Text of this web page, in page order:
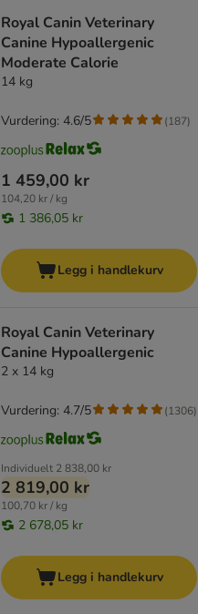
Royal Canin Veterinary
Canine Hypoallergenic
Moderate Calorie
14 kg
1 459,00 kr
104,20 kr / kg
1 386,05 kr
Vurdering: 4.6/5 (187)
Legg i handlekurv
Royal Canin Veterinary
Canine Hypoallergenic
2 x 14 kg
Individuelt 2 838,00 kr
2 819,00 kr
100,70 kr / kg
2 678,05 kr
Vurdering: 4.7/5 (1306)
Legg i handlekurv